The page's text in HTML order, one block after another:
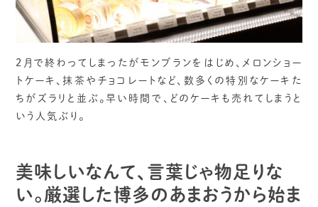
2月で終わってしまったがモンブランをはじめ、メロンショー
トケーキ、抹茶やチョコレートなど、数多くの特別なケーキた
ちがズラリと並ぶ。早い時間で、どのケーキも売れてしまうと
いう人気ぶり。
美味しいなんて、言葉じゃ物足りな
い。厳選した博多のあまおうから始ま